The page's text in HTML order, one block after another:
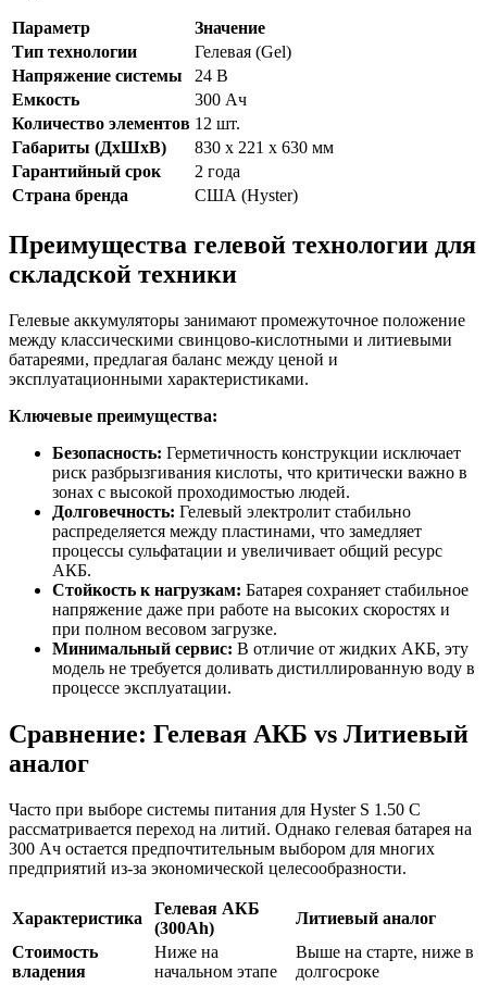
Параметр
Значение
Тип технологии
Гелевая (Gel)
Напряжение системы
24 В
Емкость
300 Ач
Количество элементов 12 шт.
Габариты (ДхШхВ)
830 x 221 x 630 мм
Гарантийный срок
2 года
Страна бренда
США (Hyster)
Преимущества гелевой технологии для
складской техники
Гелевые аккумуляторы занимают промежуточное положение
между классическими свинцово-кислотными и литиевыми
батареями, предлагая баланс между ценой и
эксплуатационными характеристиками.
Ключевые преимущества:
Безопасность: Герметичность конструкции исключает
риск разбрызгивания кислоты, что критически важно в
зонах с высокой проходимостью людей.
Долговечность: Гелевый электролит стабильно
распределяется между пластинами, что замедляет
процессы сульфатации и увеличивает общий ресурс
АКБ.
Стойкость к нагрузкам: Батарея сохраняет стабильное
напряжение даже при работе на высоких скоростях и
при полном весовом загрузке.
Минимальный сервис: В отличие от жидких АКБ, эту
модель не требуется доливать дистиллированную воду в
процессе эксплуатации.
Сравнение: Гелевая АКБ vs Литиевый
аналог
Часто при выборе системы питания для Hyster S 1.50 C
рассматривается переход на литий. Однако гелевая батарея на
300 Ач остается предпочтительным выбором для многих
предприятий из-за экономической целесообразности.
Характеристика
Гелевая АКБ
(300Ah)
Литиевый аналог
Стоимость
владения
Ниже на
начальном этапе
Выше на старте, ниже в
долгосроке